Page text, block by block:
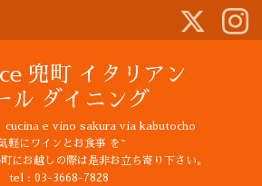
兜町 イタリアン
ル ダイニング
cucina e vino sakura via kabutocho
軽にワインとお食事 を~
にお越しの際は是非お立ち寄り下さい。
tel : 03-3668-7828